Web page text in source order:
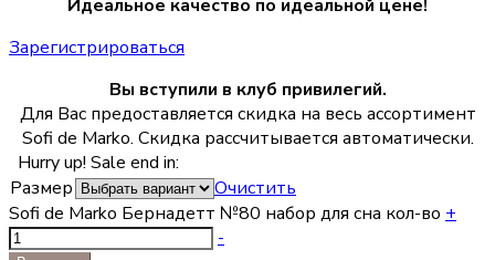
Идеальное качество по идеальной цене!
Зарегистрироваться
Вы вступили в клуб привилегий.
Для Вас предоставляется скидка на весь ассортимент
Sofi de Marko. Скидка рассчитывается автоматически.
Hurry up! Sale end in:
Размер
Очистить
Sofi de Marko Бернадетт №80 набор для сна кол-во +
-